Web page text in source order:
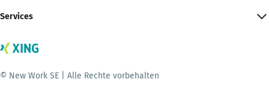
Services
© New Work SE | Alle Rechte vorbehalten